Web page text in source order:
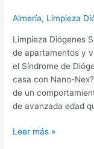
Almería, Limpieza
Limpieza Diógenes
de apartamentos y
el Síndrome de
casa con Nano-
de un
de avanzada edad
Limpieza
Leer más »